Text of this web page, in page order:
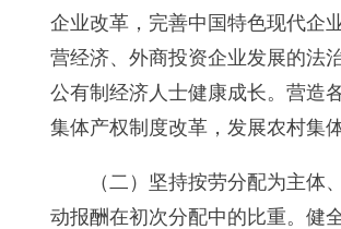
企业改革，完善中国特色现代企
营经济、外商投资企业发展的法
公有制经济人士健康成长。营造
集体产权制度改革，发展农村集
（二）坚持按劳分配为主
动报酬在初次分配中的比重。健